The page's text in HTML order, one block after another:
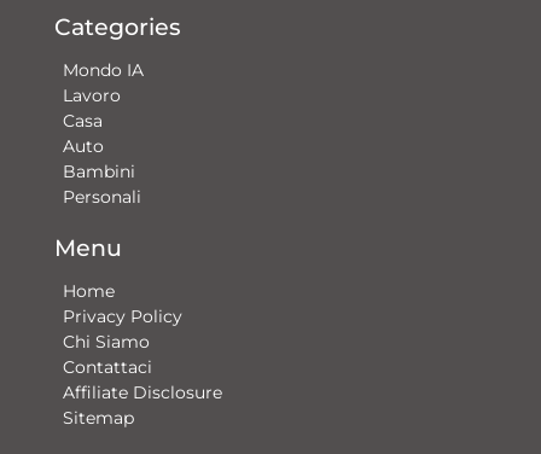
Categories
Mondo IA
Lavoro
Casa
Auto
Bambini
Personali
Menu
Home
Privacy Policy
Chi Siamo
Contattaci​
Affiliate Disclosure
Sitemap